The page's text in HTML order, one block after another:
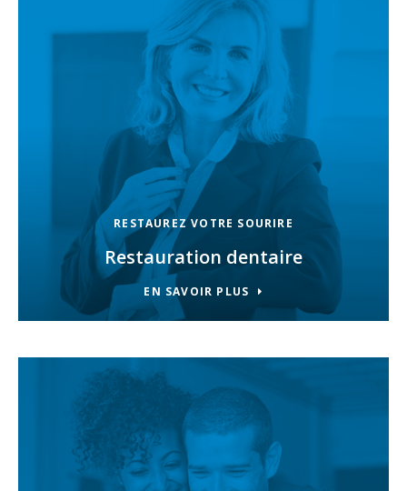
RESTAUREZ VOTRE SOURIRE
Restauration dentaire
EN SAVOIR PLUS